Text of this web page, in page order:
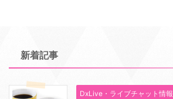
新着記事
DxLive・ライブチャット情報